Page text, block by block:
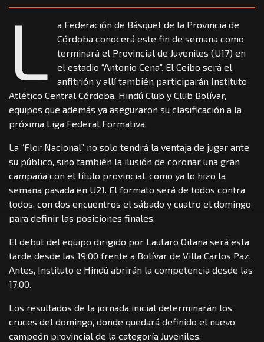
L
a Federación de Básquet de la Provincia de
Córdoba conocerá este fin de semana como
terminará el Provincial de Juveniles (U17) en
el estadio “Antonio Cena”. El Ceibo será el
anfitrión y allí también participarán Instituto
Atlético Central Córdoba, Hindú Club y Club Bolívar,
equipos que además ya aseguraron su clasificación a la
próxima Liga Federal Formativa.
La “Flor Nacional” no solo tendrá la ventaja de jugar ante
su público, sino también la ilusión de coronar una gran
campaña con el título provincial, como ya lo hizo la
semana pasada en U21. El formato será de todos contra
todos, con dos encuentros el sábado y cuatro el domingo
para definir las posiciones finales.
El debut del equipo dirigido por Lautaro Oitana será esta
tarde desde las 19:00 frente a Bolívar de Villa Carlos Paz.
Antes, Instituto e Hindú abrirán la competencia desde las
17:00.
Los resultados de la jornada inicial determinarán los
cruces del domingo, donde quedará definido el nuevo
campeón provincial de la categoría Juveniles.